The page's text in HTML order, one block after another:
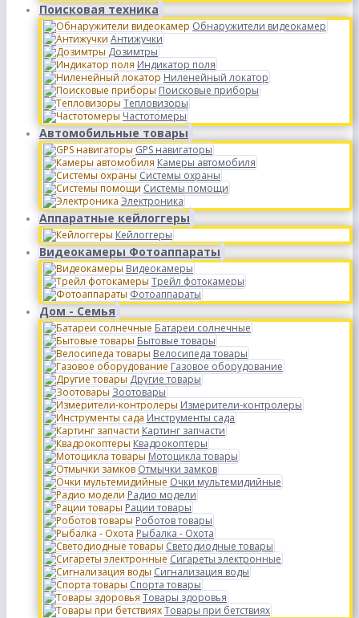
Поисковая техника
Обнаружители видеокамер
Антижучки
Дозимтры
Индикатор поля
Ниленейный локатор
Поисковые приборы
Тепловизоры
Частотомеры
Автомобильные товары
GPS навигаторы
Камеры автомобиля
Системы охраны
Системы помощи
Электроника
Аппаратные кейлоггеры
Кейлоггеры
Видеокамеры Фотоаппараты
Видеокамеры
Трейл фотокамеры
Фотоаппараты
Дом - Семья
Батареи солнечные
Бытовые товары
Велосипеда товары
Газовое оборудование
Другие товары
Зоотовары
Измерители-контролеры
Инструменты сада
Картинг запчасти
Квадрокоптеры
Мотоцикла товары
Отмычки замков
Очки мультемидийные
Радио модели
Рации товары
Роботов товары
Рыбалка - Охота
Светодиодные товары
Сигареты электронные
Сигнализация воды
Спорта товары
Товары здоровья
Товары при бетствиях